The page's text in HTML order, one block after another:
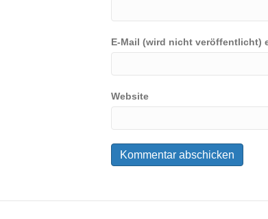
E-Mail (wird nicht veröffentlicht)
Website